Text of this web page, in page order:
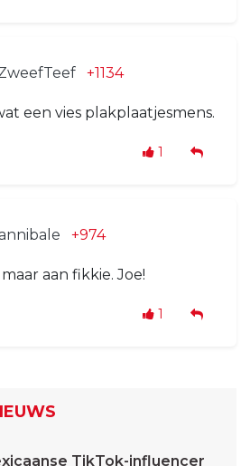
+1134
een vies plakplaatjesmens.
1
+974
aan fikkie. Joe!
1
TikTok-influencer